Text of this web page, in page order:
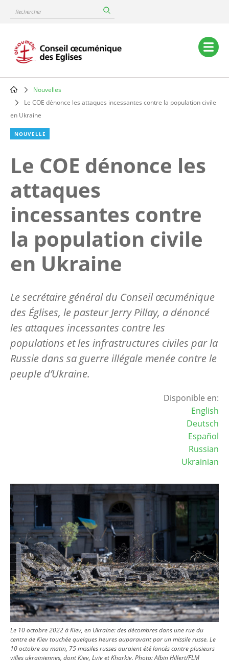
content
Rechercher
Main
navigation
Breadcrumb
Nouvelles
Le COE dénonce les attaques incessantes contre la population civile
en Ukraine
NOUVELLE
Le COE dénonce les
attaques
incessantes contre
la population civile
en Ukraine
Le secrétaire général du Conseil œcuménique
des Églises, le pasteur Jerry Pillay, a dénoncé
les attaques incessantes contre les
populations et les infrastructures civiles par la
Russie dans sa guerre illégale menée contre le
peuple d’Ukraine.
Disponible en:
English
Deutsch
Español
Russian
Ukrainian
Image
Le 10 octobre 2022 à Kiev, en Ukraine: des décombres dans une rue du
centre de Kiev touchée quelques heures auparavant par un missile russe. Le
10 octobre au matin, 75 missiles russes auraient été lancés contre plusieurs
villes ukrainiennes, dont Kiev, Lviv et Kharkiv. Photo:Albin Hillert/FLM